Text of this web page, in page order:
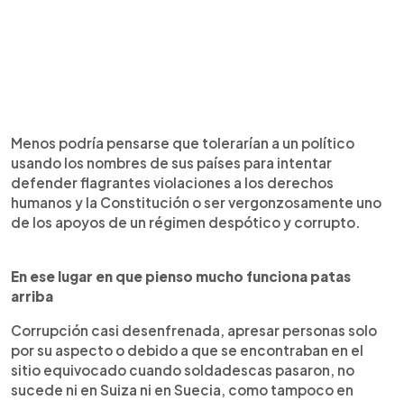
Menos podría pensarse que tolerarían a un político
usando los nombres de sus países para intentar
defender flagrantes violaciones a los derechos
humanos y la Constitución o ser vergonzosamente uno
de los apoyos de un régimen despótico y corrupto.
En ese lugar en que pienso mucho funciona patas
arriba
Corrupción casi desenfrenada, apresar personas solo
por su aspecto o debido a que se encontraban en el
sitio equivocado cuando soldadescas pasaron, no
sucede ni en Suiza ni en Suecia, como tampoco en